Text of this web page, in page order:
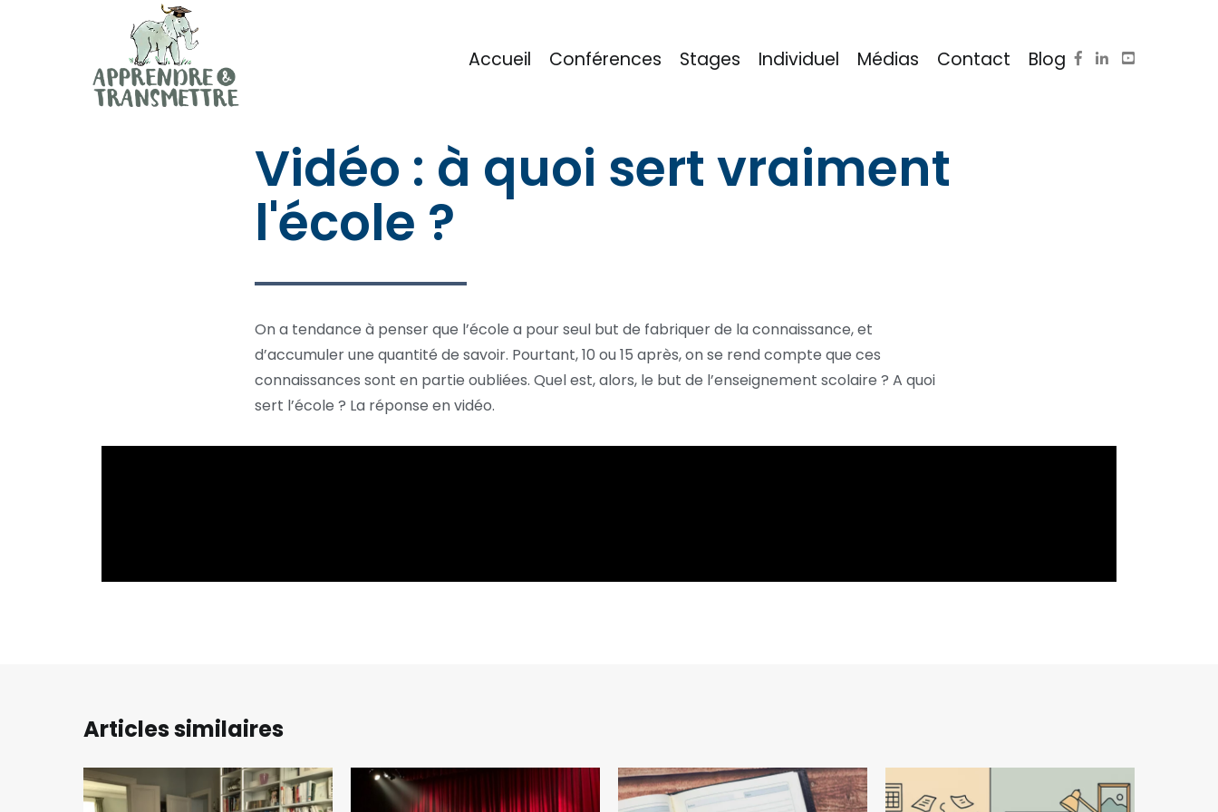
Accueil Conférences Stages Individuel Médias Contact Blog
Vidéo : à quoi sert vraiment
l'école ?
On a tendance à penser que l’école a pour seul but de fabriquer de la connaissance, et
d’accumuler une quantité de savoir. Pourtant, 10 ou 15 après, on se rend compte que ces
connaissances sont en partie oubliées. Quel est, alors, le but de l’enseignement scolaire ? A quoi
sert l’école ? La réponse en vidéo.
Articles similaires